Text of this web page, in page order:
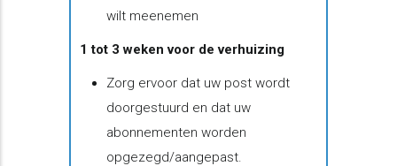
wilt meenemen​
1 tot 3 weken voor de verhuizing
Zorg ervoor dat uw post wordt
doorgestuurd en dat uw
abonnementen worden
opgezegd/aangepast.